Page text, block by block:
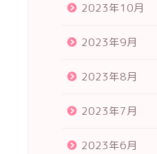
2023年10月
2023年9月
2023年8月
2023年7月
2023年6月